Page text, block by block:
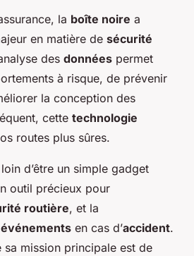
la boîte noire a
en matière de sécurité
des données permet
à risque, de prévenir
la conception des
cette technologie
routes plus sûres.
d’être un simple gadget
outil précieux pour
routière, et la
en cas d’accident.
sa mission principale est de